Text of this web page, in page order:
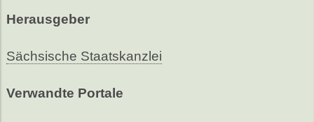
Herausgeber
Sächsische Staatskanzlei
Verwandte Portale